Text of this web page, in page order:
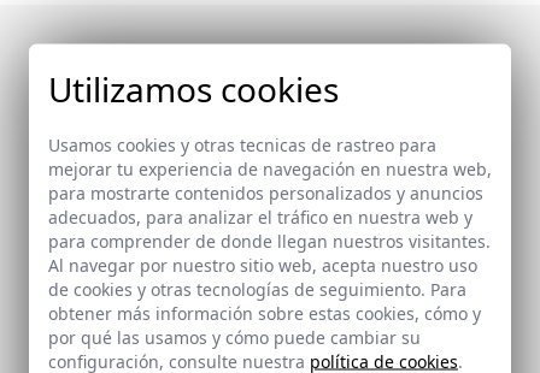
Publicaciones en las
que aparece
Utilizamos cookies
Usamos cookies y otras tecnicas de rastreo para
mejorar tu experiencia de navegación en nuestra web,
para mostrarte contenidos personalizados y anuncios
adecuados, para analizar el tráfico en nuestra web y
para comprender de donde llegan nuestros visitantes.
Al navegar por nuestro sitio web, acepta nuestro uso
de cookies y otras tecnologías de seguimiento. Para
obtener más información sobre estas cookies, cómo y
por qué las usamos y cómo puede cambiar su
configuración, consulte nuestra política de cookies.